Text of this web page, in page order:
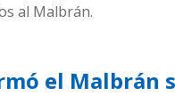
al Malbrán.
el Malbrán